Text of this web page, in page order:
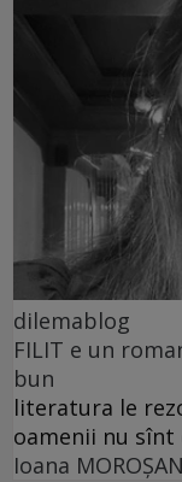
dilemablog
FILIT e un
bun
literatura le
oamenii nu sînt
Ioana MOROȘAN